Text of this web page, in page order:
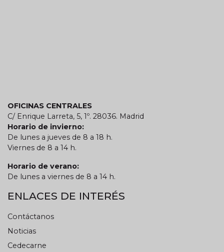
OFICINAS CENTRALES
C/ Enrique Larreta, 5, 1º. 28036. Madrid
Horario de invierno:
De lunes a jueves de 8 a 18 h.
Viernes de 8 a 14 h.
Horario de verano:
De lunes a viernes de 8 a 14 h.
ENLACES DE INTERÉS
Contáctanos
Noticias
Cedecarne